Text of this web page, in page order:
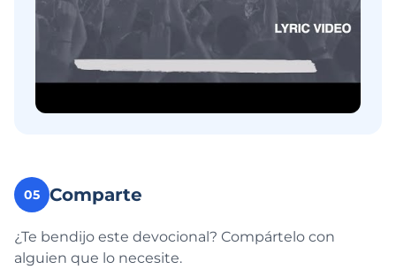
05 Comparte
¿Te bendijo este devocional? Compártelo con
alguien que lo necesite.